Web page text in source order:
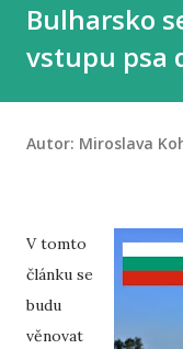
Bulharsko
vstupu psa
Autor: Miroslava
V tomto
článku se
budu
věnovat